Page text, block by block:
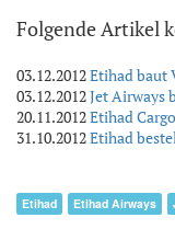
Folgende Artikel
03.12.2012Etihad baut
03.12.2012Jet Airways
20.11.2012Etihad
31.10.2012Etihad
Etihad Etihad Airways